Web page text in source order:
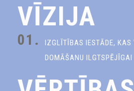
VĪZIJA
01.
IZGLĪTĪBAS IESTĀDE,
DOMĀŠANU ILGTSPĒJĪGAI